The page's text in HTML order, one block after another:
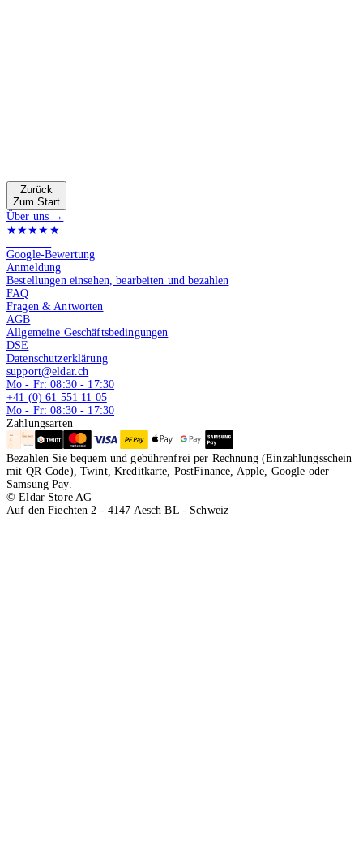
Zurück
Zum Start
Über uns →
★★★★★
Google-Bewertung
Anmeldung
Bestellungen einsehen, bearbeiten und bezahlen
FAQ
Fragen & Antworten
AGB
Allgemeine Geschäftsbedingungen
DSE
Datenschutzerklärung
support@eldar.ch
Mo - Fr: 08:30 - 17:30
+41 (0) 61 551 11 05
Mo - Fr: 08:30 - 17:30
Zahlungsarten
Bezahlen Sie bequem und gebührenfrei per Rechnung (Einzahlungsschein
mit QR-Code), Twint, Kreditkarte, PostFinance, Apple, Google oder
Samsung Pay.
© Eldar Store AG
Auf den Fiechten 2 - 4147 Aesch BL - Schweiz